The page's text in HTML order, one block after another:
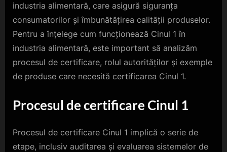
industria alimentară, care asigură siguranța
consumatorilor și îmbunătățirea calității produselor.
Pentru a înțelege cum funcționează Cinul 1 în
industria alimentară, este important să analizăm
procesul de certificare, rolul autorităților și exemple
de produse care necesită certificarea Cinul 1.
Procesul de certificare Cinul 1
Procesul de certificare Cinul 1 implică o serie de
etape, inclusiv auditarea și evaluarea sistemelor de